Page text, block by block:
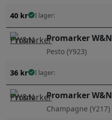
40 kr I lager:
Promarker W&N
Pesto (Y923)
36 kr I lager:
Promarker W&N
Champagne (Y217)